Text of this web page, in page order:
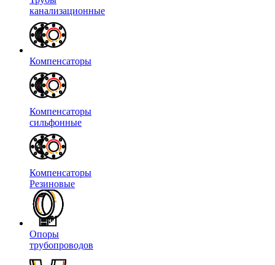
канализационные
Компенсаторы
Компенсаторы
сильфонные
Компенсаторы
Резиновые
Опоры
трубопроводов